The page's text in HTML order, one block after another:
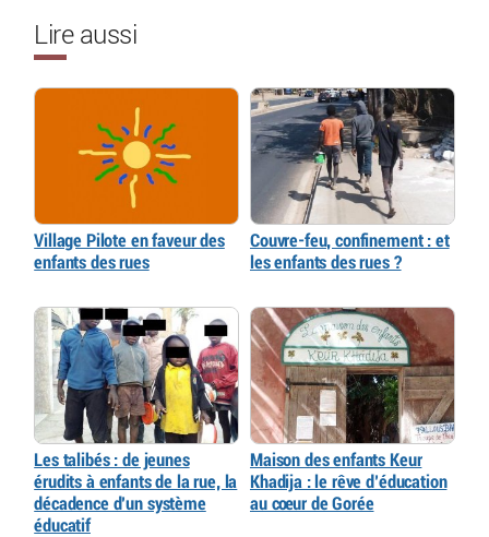
Lire aussi
Village Pilote en faveur des
enfants des rues
Couvre-feu, confinement : et
les enfants des rues ?
Les talibés : de jeunes
érudits à enfants de la rue, la
décadence d’un système
éducatif
Maison des enfants Keur
Khadija : le rêve d’éducation
au cœur de Gorée